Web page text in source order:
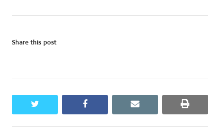
Share this post
twitter facebook email print